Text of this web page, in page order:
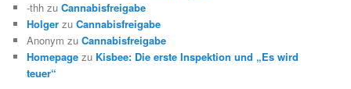
-thh zuCannabisfreigabe
Holger zuCannabisfreigabe
Anonym zuCannabisfreigabe
Homepage zu Kisbee: Die erste Inspektion und „Es wird
teuer“